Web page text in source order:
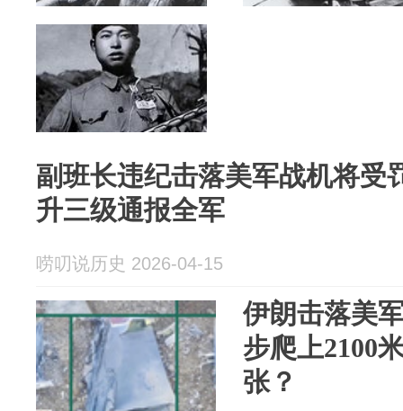
副班长违纪击落美军战机将受
升三级通报全军
唠叨说历史 2026-04-15
伊朗击落美
步爬上2100
张？